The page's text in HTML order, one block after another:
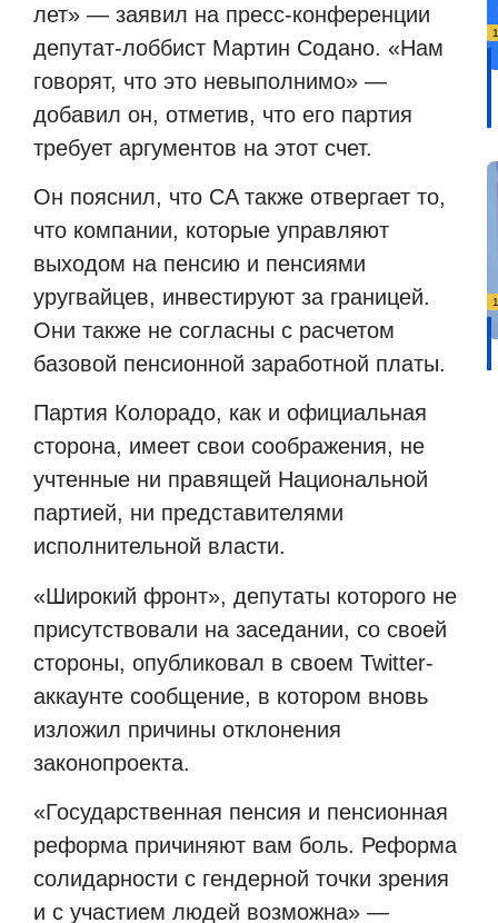
лет» — заявил на пресс-конференции
депутат-лоббист Мартин Содано. «Нам
говорят, что это невыполнимо» —
добавил он, отметив, что его партия
требует аргументов на этот счет.
Он пояснил, что CA также отвергает то,
что компании, которые управляют
выходом на пенсию и пенсиями
уругвайцев, инвестируют за границей.
Они также не согласны с расчетом
базовой пенсионной заработной платы.
Партия Колорадо, как и официальная
сторона, имеет свои соображения, не
учтенные ни правящей Национальной
партией, ни представителями
исполнительной власти.
«Широкий фронт», депутаты которого не
присутствовали на заседании, со своей
стороны, опубликовал в своем Twitter-
аккаунте сообщение, в котором вновь
изложил причины отклонения
законопроекта.
«Государственная пенсия и пенсионная
реформа причиняют вам боль. Реформа
солидарности с гендерной точки зрения
и с участием людей возможна» —